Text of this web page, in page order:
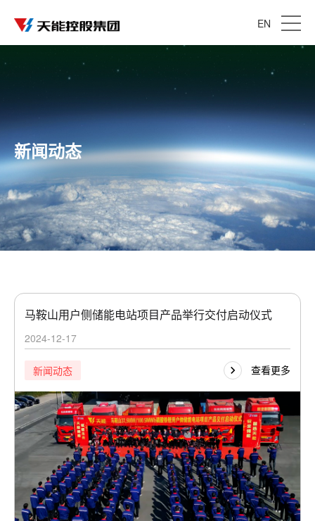
EN
新闻动态
马鞍山用户侧储能电站项目产品举行交付启动仪式
2024-12-17
新闻动态 查看更多